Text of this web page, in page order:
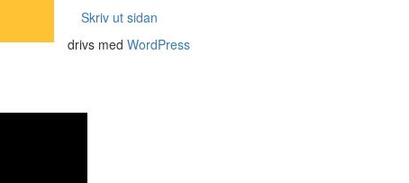
Skriv ut sidan
drivs med WordPress